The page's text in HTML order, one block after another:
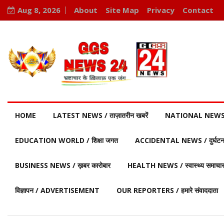
Aug 8, 2026 About Site Map Privacy Contact
HOME LATEST NEWS / ताज़ातरीन खबरें NATIONAL NEWS
EDUCATION WORLD / शिक्षा जगत ACCIDENTAL NEWS /
BUSINESS NEWS / ख़बर कारोबार HEALTH NEWS / स्वास्थ्य समाचार
विज्ञापन / ADVERTISEMENT OUR REPORTERS / हमारे संवाददाता